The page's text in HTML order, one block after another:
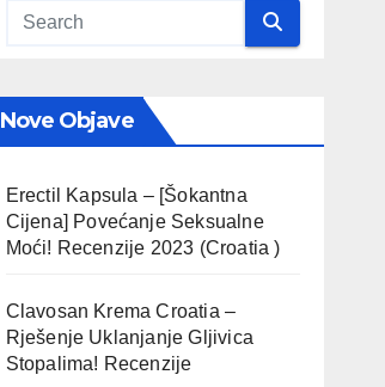
Nove Objave
Erectil Kapsula – [Šokantna
Cijena] Povećanje Seksualne
Moći! Recenzije 2023 (Croatia )
Clavosan Krema Croatia –
Rješenje Uklanjanje Gljivica
Stopalima! Recenzije